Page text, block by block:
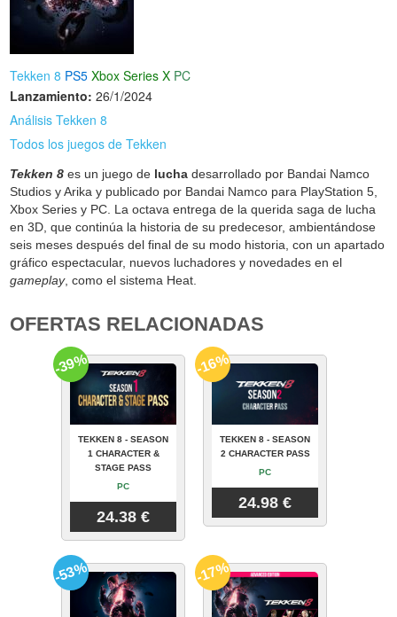
Tekken 8 PS5 Xbox Series X PC
Lanzamiento: 26/1/2024
Análisis Tekken 8
Todos los juegos de Tekken
Tekken 8 es un juego de lucha desarrollado por Bandai Namco
Studios y Arika y publicado por Bandai Namco para PlayStation 5,
Xbox Series y PC. La octava entrega de la querida saga de lucha
en 3D, que continúa la historia de su predecesor, ambientándose
seis meses después del final de su modo historia, con un apartado
gráfico espectacular, nuevos luchadores y novedades en el
gameplay, como el sistema Heat.
OFERTAS RELACIONADAS
TEKKEN 8 - SEASON
1 CHARACTER &
STAGE PASS
PC
24.38 €
-39%
TEKKEN 8 - SEASON
2 CHARACTER PASS
PC
24.98 €
-16%
-53% -17%